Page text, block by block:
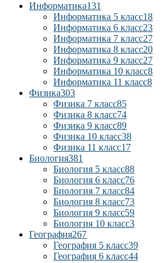
Информатика131
Информатика 5 класс18
Информатика 6 класс23
Информатика 7 класс27
Информатика 8 класс20
Информатика 9 класс27
Информатика 10 класс8
Информатика 11 класс8
Физика303
Физика 7 класс85
Физика 8 класс74
Физика 9 класс89
Физика 10 класс38
Физика 11 класс17
Биология381
Биология 5 класс88
Биология 6 класс76
Биология 7 класс84
Биология 8 класс73
Биология 9 класс59
Биология 10 класс3
География267
География 5 класс39
География 6 класс44